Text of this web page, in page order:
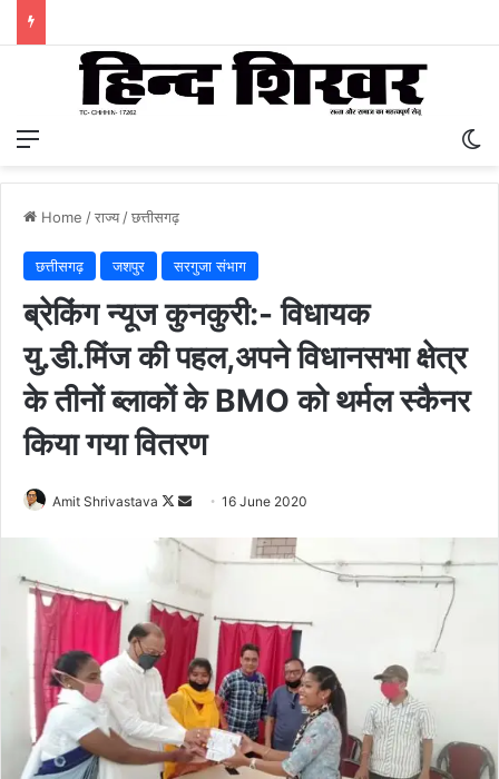
Home /राज्य/छत्तीसगढ़
छत्तीसगढ़ जशपुर सरगुजा संभाग
ब्रेकिंग न्यूज कुनकुरी:- विधायक
यु.डी.मिंज की पहल,अपने विधानसभा क्षेत्र
के तीनों ब्लाकों के BMO को थर्मल स्कैनर
किया गया वितरण
Amit Shrivastava
F
l
o
w
n
X
n
a
n
e
m
a
i
l
16 June 2020